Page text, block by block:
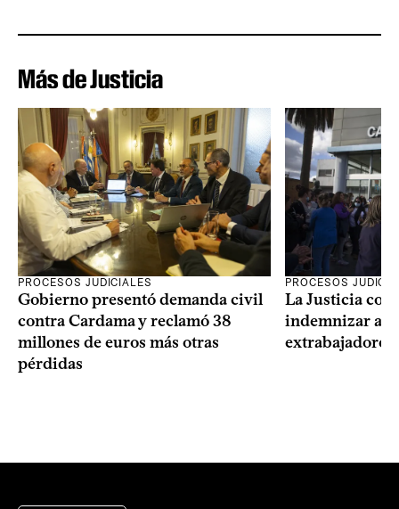
Más de Justicia
PROCESOS JUDICIALES
Gobierno presentó demanda civil
contra Cardama y reclamó 38
millones de euros más otras
pérdidas
PROCESOS
La Justicia
indemnizar a
extrabajadores